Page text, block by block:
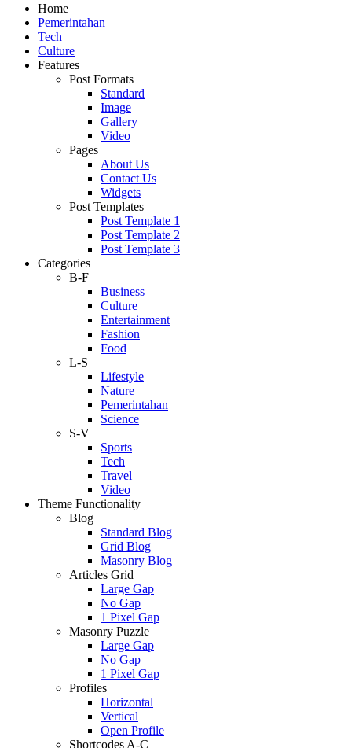
Home
Pemerintahan
Tech
Culture
Features
Post Formats
Standard
Image
Gallery
Video
Pages
About Us
Contact Us
Widgets
Post Templates
Post Template 1
Post Template 2
Post Template 3
Categories
B-F
Business
Culture
Entertainment
Fashion
Food
L-S
Lifestyle
Nature
Pemerintahan
Science
S-V
Sports
Tech
Travel
Video
Theme Functionality
Blog
Standard Blog
Grid Blog
Masonry Blog
Articles Grid
Large Gap
No Gap
1 Pixel Gap
Masonry Puzzle
Large Gap
No Gap
1 Pixel Gap
Profiles
Horizontal
Vertical
Open Profile
Shortcodes A-C